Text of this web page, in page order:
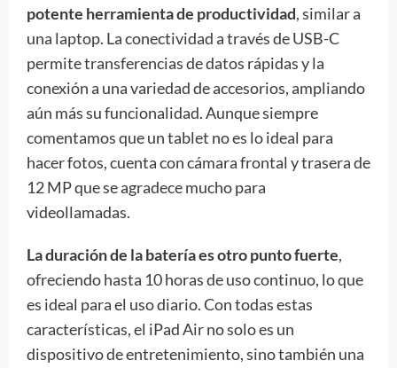
potente herramienta de productividad, similar a
una laptop. La conectividad a través de USB-C
permite transferencias de datos rápidas y la
conexión a una variedad de accesorios, ampliando
aún más su funcionalidad. Aunque siempre
comentamos que un tablet no es lo ideal para
hacer fotos, cuenta con cámara frontal y trasera de
12 MP que se agradece mucho para
videollamadas.
La duración de la batería es otro punto fuerte,
ofreciendo hasta 10 horas de uso continuo, lo que
es ideal para el uso diario. Con todas estas
características, el iPad Air no solo es un
dispositivo de entretenimiento, sino también una